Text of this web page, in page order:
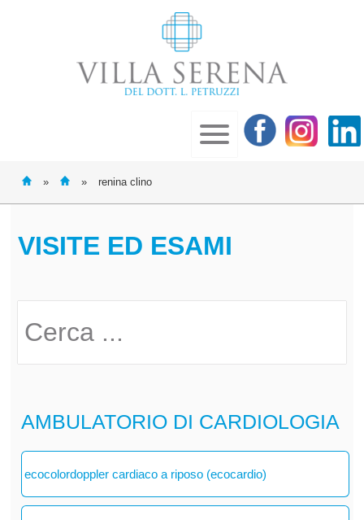
» » renina clino
VISITE ED ESAMI
AMBULATORIO DI CARDIOLOGIA
ecocolordoppler cardiaco a riposo (ecocardio)